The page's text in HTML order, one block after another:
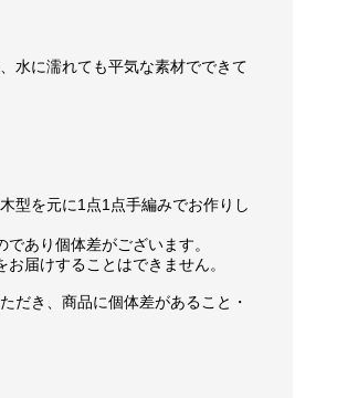
水に濡れても平気な素材でできて
型を元に1点1点手編みでお作りし
あり個体差がございます。
届けすることはできません。
だき、商品に個体差があること・